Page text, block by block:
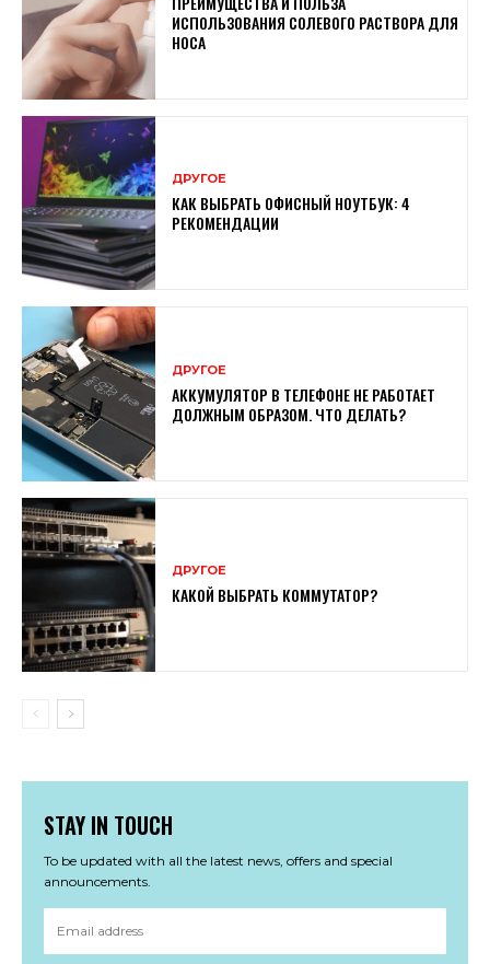
ИСПОЛЬЗОВАНИЯ СОЛЕВОГО РАСТВОРА ДЛЯ
НОСА
ДРУГОЕ
КАК ВЫБРАТЬ ОФИСНЫЙ НОУТБУК: 4
РЕКОМЕНДАЦИИ
ДРУГОЕ
АККУМУЛЯТОР В ТЕЛЕФОНЕ НЕ РАБОТАЕТ
ДОЛЖНЫМ ОБРАЗОМ. ЧТО ДЕЛАТЬ?
ДРУГОЕ
КАКОЙ ВЫБРАТЬ КОММУТАТОР?
STAY IN TOUCH
To be updated with all the latest news, offers and special
announcements.